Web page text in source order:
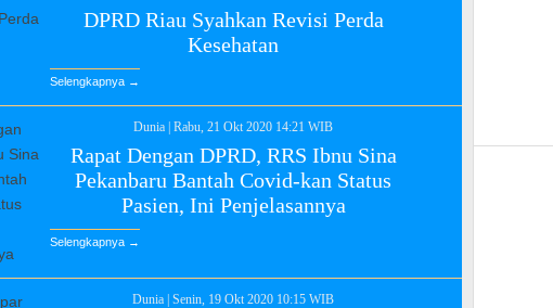
DPRD Riau Syahkan Revisi Perda
Kesehatan
Selengkapnya →
Dunia Rabu, 21 Okt 2020 14:21 WIB
Rapat Dengan DPRD, RRS Ibnu Sina
Pekanbaru Bantah Covid-kan Status
Pasien, Ini Penjelasannya
Selengkapnya →
Dunia Senin, 19 Okt 2020 10:15 WIB